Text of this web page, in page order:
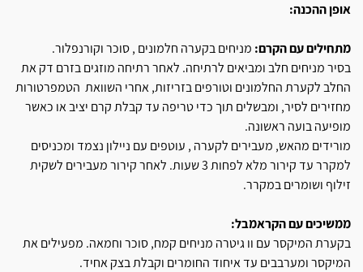
אופן ההכנה:
מתחילים עם הקרם: מניחים בקערה חלמונים , סוכר וקורנפלור.
בסיר מניחים חלב ומביאים לרתיחה. לאחר רתיחה מוזגים בזרם דק את
החלב לקערת החלמונים וטורפים בזריזות, אחרי השוואת הטמפרטורות
מחזירים לסיר, ומבשלים תוך כדי טריפה עד קבלת קרם יציב או כאשר
מופיעה בועה ראשונה.
מורידים מהאש, מעבירים לקערה , עוטפים עם ניילון נצמד ומכניסים
למקרר עד קירור מלא לפחות 3 שעות. לאחר קירור מעבירים לשקית
זילוף ושומרים במקרר.
ממשיכים עם הקראמבל:
בקערת המיקסר עם וו גיטרה מניחים קמח, סוכר וחמאה. מפעילים את
המיקסר ומערבבים עד איחוד החומרים וקבלת בצק אחיד.